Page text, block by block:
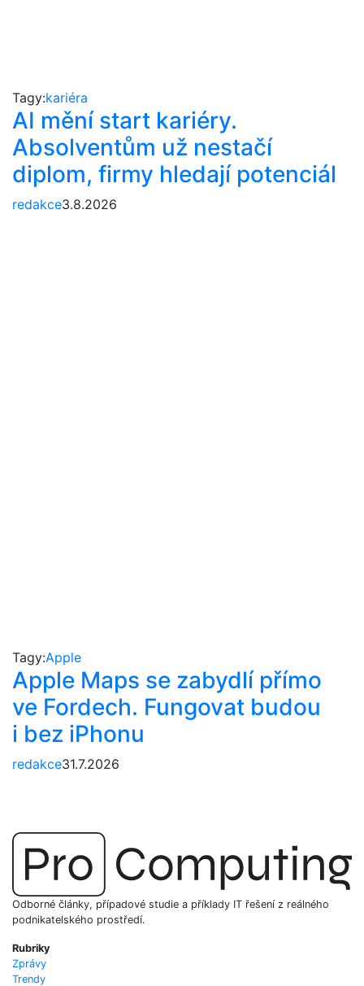
Tagy:kariéra
AI mění start kariéry.
Absolventům už nestačí
diplom, firmy hledají potenciál
redakce3.8.2026
Tagy:Apple
Apple Maps se zabydlí přímo
ve Fordech. Fungovat budou
i bez iPhonu
redakce31.7.2026
Odborné články, případové studie a příklady IT řešení z reálného
podnikatelského prostředí.
Rubriky
Zprávy
Trendy